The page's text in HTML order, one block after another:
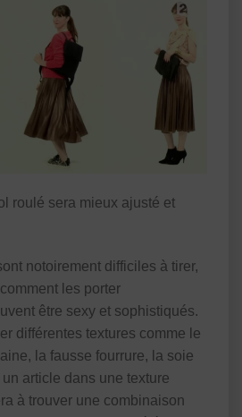
roulé sera mieux ajusté et
notoirement difficiles à tirer,
les porter
être sexy et sophistiqués.
différentes textures comme le
la fausse fourrure, la soie
article dans une texture
à trouver une combinaison